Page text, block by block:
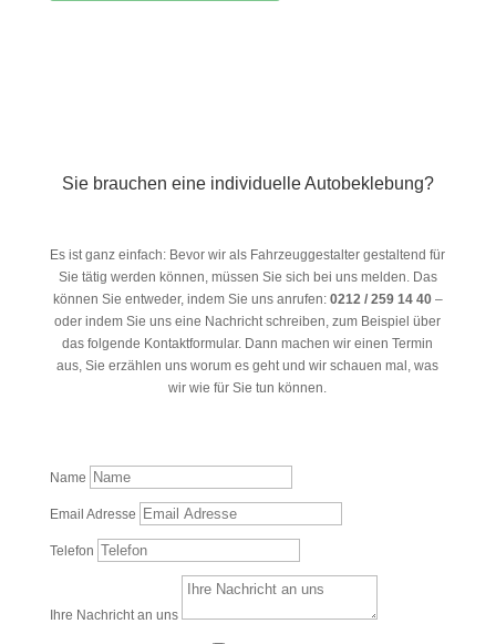
Sie brauchen eine individuelle Autobeklebung?
Es ist ganz einfach: Bevor wir als Fahrzeuggestalter gestaltend für
Sie tätig werden können, müssen Sie sich bei uns melden. Das
können Sie entweder, indem Sie uns anrufen: 0212 / 259 14 40–
oder indem Sie uns eine Nachricht schreiben, zum Beispiel über
das folgende Kontaktformular. Dann machen wir einen Termin
aus, Sie erzählen uns worum es geht und wir schauen mal, was
wir wie für Sie tun können.
Name
Email Adresse
Telefon
Ihre Nachricht an uns